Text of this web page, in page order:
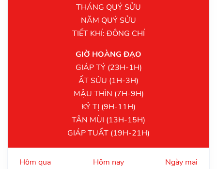
THÁNG QUÝ SỬU
NĂM QUÝ SỬU
TIẾT KHÍ: ĐÔNG CHÍ
GIỜ HOÀNG ĐẠO
GIÁP TÝ (23H-1H)
ẤT SỬU (1H-3H)
MẬU THÌN (7H-9H)
KỶ TỊ (9H-11H)
TÂN MÙI (13H-15H)
GIÁP TUẤT (19H-21H)
Hôm qua Hôm nay Ngày mai